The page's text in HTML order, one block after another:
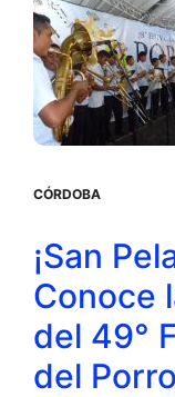
CÓRDOBA
¡San
Conoce
del 49°
del Porro